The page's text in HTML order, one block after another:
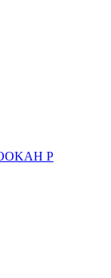
P